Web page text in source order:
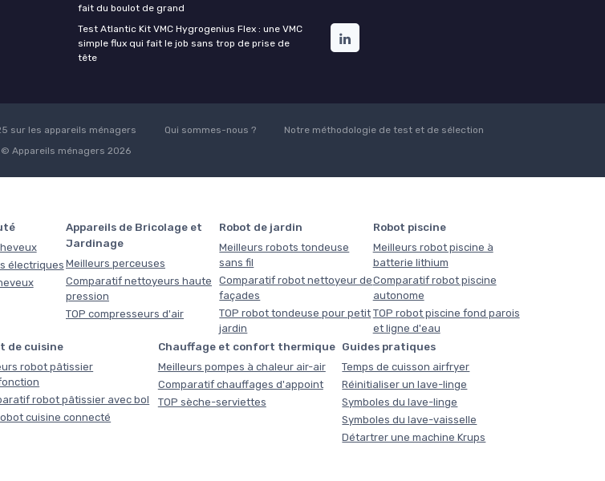
fait du boulot de grand
Test Atlantic Kit VMC Hygrogenius Flex : une VMC
simple flux qui fait le job sans trop de prise de
tête
sur les appareils ménagers Qui sommes-nous ?
Notre méthodologie de test et de sélection
© Appareils ménagers 2026
électriques
Appareils de Bricolage et
Jardinage
Meilleurs perceuses
Comparatif nettoyeurs haute
pression
TOP compresseurs d'air
Robot de jardin
Meilleurs robots tondeuse
sans fil
Comparatif robot nettoyeur de
façades
TOP robot tondeuse pour petit
jardin
Robot piscine
Meilleurs robot piscine à
batterie lithium
Comparatif robot piscine
autonome
TOP robot piscine fond parois
et ligne d'eau
de cuisine
robot pâtissier
robot pâtissier avec bol
cuisine connecté
Chauffage et confort thermique
Meilleurs pompes à chaleur air-air
Comparatif chauffages d'appoint
TOP sèche-serviettes
Guides pratiques
Temps de cuisson airfryer
Réinitialiser un lave-linge
Symboles du lave-linge
Symboles du lave-vaisselle
Détartrer une machine Krups